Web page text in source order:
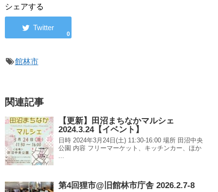
シェアする
0
館林市
関連記事
【更新】田沼まちなかマルシェ
2024.3.24【イベント】
日時 2024年3月24日(土) 11:30-16:00 場所 田沼中央
公園 内容 フリーマーケット、キッチンカー、ほか
...
第4回狸市@旧館林市庁舎 2026.2.7-8